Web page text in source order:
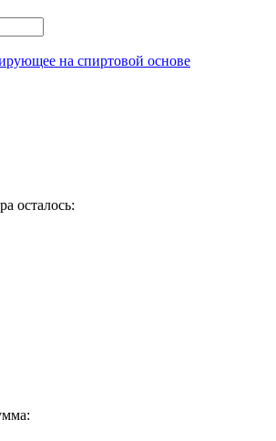
на спиртовой основе
осталось: